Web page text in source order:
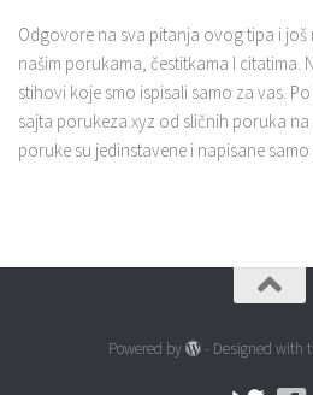
Odgovore na sva pitanja ovog tipa i
našim porukama, čestitkama I citatima.
stihovi koje smo ispisali samo za vas.
sajta porukeza.xyz od sličnih poruka
poruke su jedinstavene i napisane samo
Powered by - Designed with